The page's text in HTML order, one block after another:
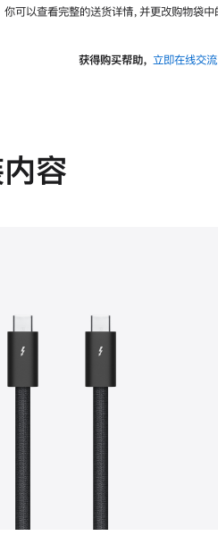
可
斜
你可以查看完整的送货详情，并更改购物袋中
获得购买帮助， 立即在线交流
容